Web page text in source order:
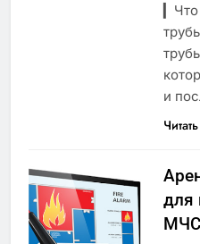
и
для
МЧС